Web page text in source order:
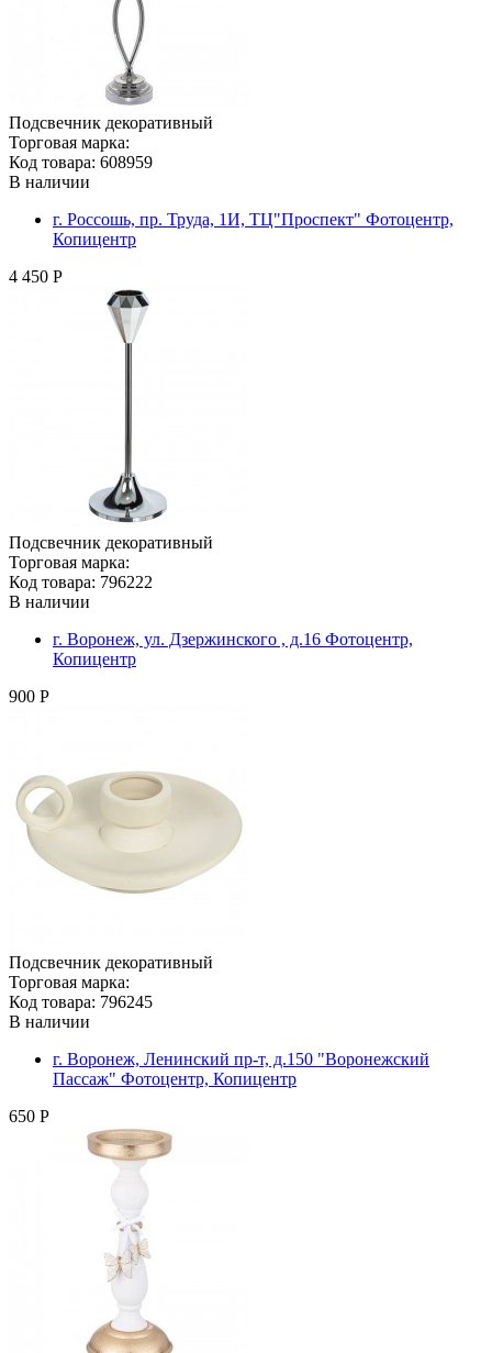
Подсвечник декоративный
Торговая марка:
Код товара: 608959
В наличии
г. Россошь, пр. Труда, 1И, ТЦ"Проспект" Фотоцентр,
Копицентр
4 450 Р
Подсвечник декоративный
Торговая марка:
Код товара: 796222
В наличии
г. Воронеж, ул. Дзержинского , д.16 Фотоцентр,
Копицентр
900 Р
Подсвечник декоративный
Торговая марка:
Код товара: 796245
В наличии
г. Воронеж, Ленинский пр-т, д.150 "Воронежский
Пассаж" Фотоцентр, Копицентр
650 Р